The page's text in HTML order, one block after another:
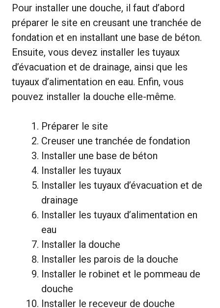
Pour installer une douche, il faut d’abord
préparer le site en creusant une tranchée de
fondation et en installant une base de béton.
Ensuite, vous devez installer les tuyaux
d’évacuation et de drainage, ainsi que les
tuyaux d’alimentation en eau. Enfin, vous
pouvez installer la douche elle-même.
Préparer le site
Creuser une tranchée de fondation
Installer une base de béton
Installer les tuyaux
Installer les tuyaux d’évacuation et de
drainage
Installer les tuyaux d’alimentation en
eau
Installer la douche
Installer les parois de la douche
Installer le robinet et le pommeau de
douche
Installer le receveur de douche